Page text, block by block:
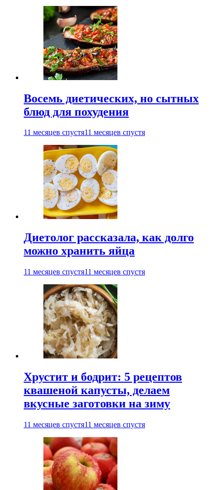
Восемь диетических, но сытных
блюд для похудения
11 месяцев спустя11 месяцев спустя
Диетолог рассказала, как долго
можно хранить яйца
11 месяцев спустя11 месяцев спустя
Хрустит и бодрит: 5 рецептов
квашеной капусты, делаем
вкусные заготовки на зиму
11 месяцев спустя11 месяцев спустя